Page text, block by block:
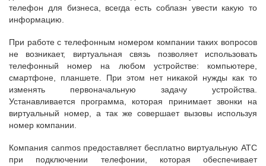
телефон для бизнеса, всегда есть соблазн увести какую то
информацию.
При работе с телефонным номером компании таких вопросов
не возникает, виртуальная связь позволяет использовать
телефонный номер на любом устройстве: компьютере,
смартфоне, планшете. При этом нет никакой нужды как то
изменять первоначальную задачу устройства.
Устанавливается программа, которая принимает звонки на
виртуальный номер, а так же совершает вызовы используя
номер компании.
Компания canmos предоставляет бесплатно виртуальную АТС
при подключении телефонии, которая обеспечивает